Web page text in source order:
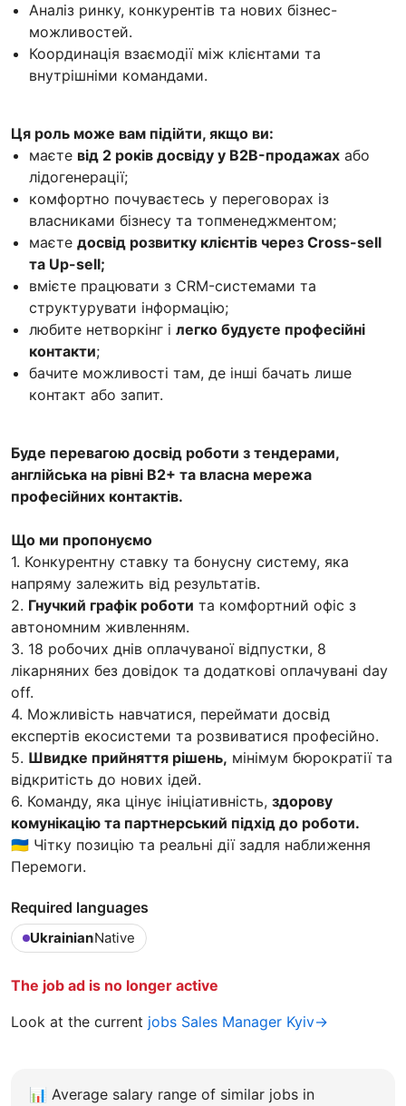
Аналіз ринку, конкурентів та нових бізнес-
можливостей.
Координація взаємодії між клієнтами та
внутрішніми командами.
Ця роль може вам підійти, якщо ви:
маєте від 2 років досвіду у B2B-продажах або
лідогенерації;
комфортно почуваєтесь у переговорах із
власниками бізнесу та топменеджментом;
маєте досвід розвитку клієнтів через Cross-sell
та Up-sell;
вмієте працювати з CRM-системами та
структурувати інформацію;
любите нетворкінг і легко будуєте професійні
контакти;
бачите можливості там, де інші бачать лише
контакт або запит.
Буде перевагою досвід роботи з тендерами,
англійська на рівні B2+ та власна мережа
професійних контактів.
Що ми пропонуємо
1. Конкурентну ставку та бонусну систему, яка
напряму залежить від результатів.
2. Гнучкий графік роботи та комфортний офіс з
автономним живленням.
3. 18 робочих днів оплачуваної відпустки, 8
лікарняних без довідок та додаткові оплачувані day
off.
4. Можливість навчатися, переймати досвід
експертів екосистеми та розвиватися професійно.
5. Швидке прийняття рішень, мінімум бюрократії та
відкритість до нових ідей.
6. Команду, яка цінує ініціативність, здорову
комунікацію та партнерський підхід до роботи.
🇺🇦 Чітку позицію та реальні дії задля наближення
Перемоги.
Required languages
UkrainianNative
The job ad is no longer active
Look at the current jobs Sales Manager Kyiv→
📊 Average salary range of similar jobs in